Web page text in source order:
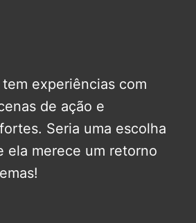
experiências com
de ação e
Seria uma escolha
ela merece um retorno